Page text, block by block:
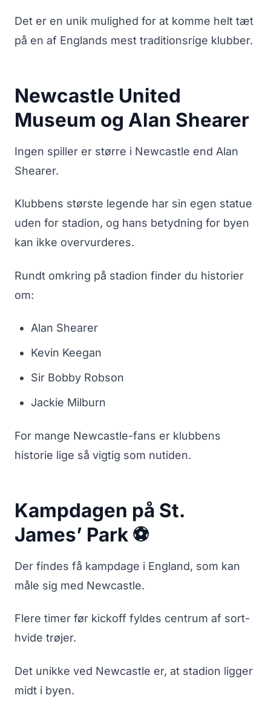
Det er en unik mulighed for at komme helt tæt
på en af Englands mest traditionsrige klubber.
Newcastle United
Museum og Alan Shearer
Ingen spiller er større i Newcastle end Alan
Shearer.
Klubbens største legende har sin egen statue
uden for stadion, og hans betydning for byen
kan ikke overvurderes.
Rundt omkring på stadion finder du historier
om:
Alan Shearer
Kevin Keegan
Sir Bobby Robson
Jackie Milburn
For mange Newcastle-fans er klubbens
historie lige så vigtig som nutiden.
Kampdagen på St.
James’ Park ⚽
Der findes få kampdage i England, som kan
måle sig med Newcastle.
Flere timer før kickoff fyldes centrum af sort-
hvide trøjer.
Det unikke ved Newcastle er, at stadion ligger
midt i byen.